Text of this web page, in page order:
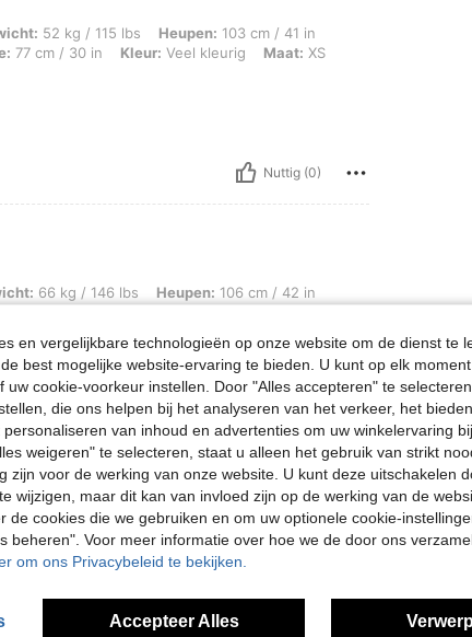
lbs, Heupen: 103 cm / 41 in, Lichaamsvorm: Rechthoek, Borstbeeld: 90
52 kg / 115 lbs Heupen: 103 cm / 41 in
77 cm / 30 in Kleur: Veel kleurig Maat: XS
Nuttig (0)
lbs, Heupen: 106 cm / 42 in, Taille: 76 cm / 30 in, Borstbeeld: 96 cm / 38
66 kg / 146 lbs Heupen: 106 cm / 42 in
and detail patterns on the outfit.
Nuttig (0)
en vergelijkbare technologieën op onze website om de dienst te
best mogelijke website-ervaring te bieden. U kunt op elk moment
uw cookie-voorkeur instellen. Door "Alles accepteren" te
die ons helpen bij het analyseren van het verkeer, het
van inhoud en advertenties om uw winkelervaring
weigeren" te selecteren, staat u alleen het gebruik van strikt
zijn voor de werking van onze website. U kunt deze uitschakelen
wijzigen, maar dit kan van invloed zijn op de werking van de
de cookies die we gebruiken en om uw optionele cookie-
beheren". Voor meer informatie over hoe we de door ons
om ons Privacybeleid te bekijken.
Accepteer Alles